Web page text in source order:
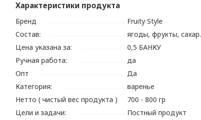
Характеристики продукта
Бренд
Fruity Style
Состав:
ягоды, фрукты, сахар.
Цена указана за:
0,5 БАНКУ
Ручная работа:
да
Опт
Да
Категория:
варенье
Нетто ( чистый вес продукта )
700 - 800 гр
Цели и задачи:
Постный продукт